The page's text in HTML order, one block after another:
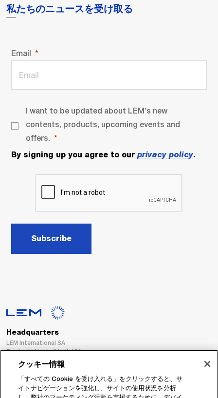
私たちのニュースを受け取る
Email
I want to be updated about LEM’s new
contents, products, upcoming events and
offers.
By signing up you agree to our privacy policy.
Subscribe
Headquarters
LEM International SA
Route du Nant-d’Avril, 152
1217 Meyrin
Switzerland
Tel. :
+41 22 706 11 11
クッキー情報
「すべての Cookie を受け入れる」をクリックすると、サ
イトナビゲーションを強化し、サイトの使用状況を分析